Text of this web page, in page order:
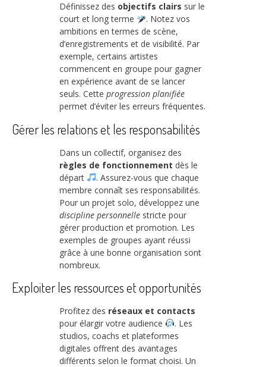
Définissez des objectifs clairs sur le
court et long terme
. Notez vos
ambitions en termes de scène,
d’enregistrements et de visibilité. Par
exemple, certains artistes
commencent en groupe pour gagner
en expérience avant de se lancer
seuls. Cette progression planifiée
permet d’éviter les erreurs fréquentes.
Gérer les relations et les responsabilités
Dans un collectif, organisez des
règles de fonctionnement dès le
départ
. Assurez-vous que chaque
membre connaît ses responsabilités.
Pour un projet solo, développez une
discipline personnelle stricte pour
gérer production et promotion. Les
exemples de groupes ayant réussi
grâce à une bonne organisation sont
nombreux.
Exploiter les ressources et opportunités
Profitez des réseaux et contacts
pour élargir votre audience
. Les
studios, coachs et plateformes
digitales offrent des avantages
différents selon le format choisi. Un